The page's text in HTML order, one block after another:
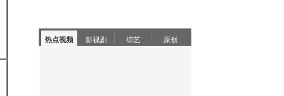
热点视频 影视剧 综艺 原创